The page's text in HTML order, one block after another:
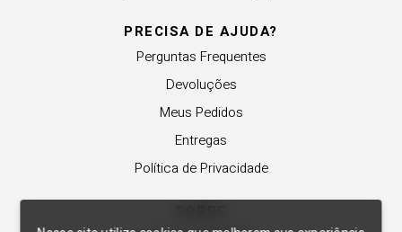
PRECISA DE AJUDA?
Perguntas Frequentes
Devoluções
Meus Pedidos
Entregas
Política de Privacidade